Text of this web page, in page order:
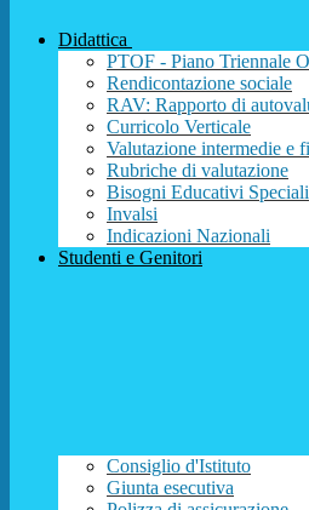
Didattica
PTOF - Piano Triennale
Rendicontazione sociale
RAV: Rapporto di
Curricolo Verticale
Valutazione intermedie e
Rubriche di valutazione
Bisogni Educativi Speciali
Invalsi
Indicazioni Nazionali
Studenti e Genitori
Consiglio d'Istituto
Giunta esecutiva